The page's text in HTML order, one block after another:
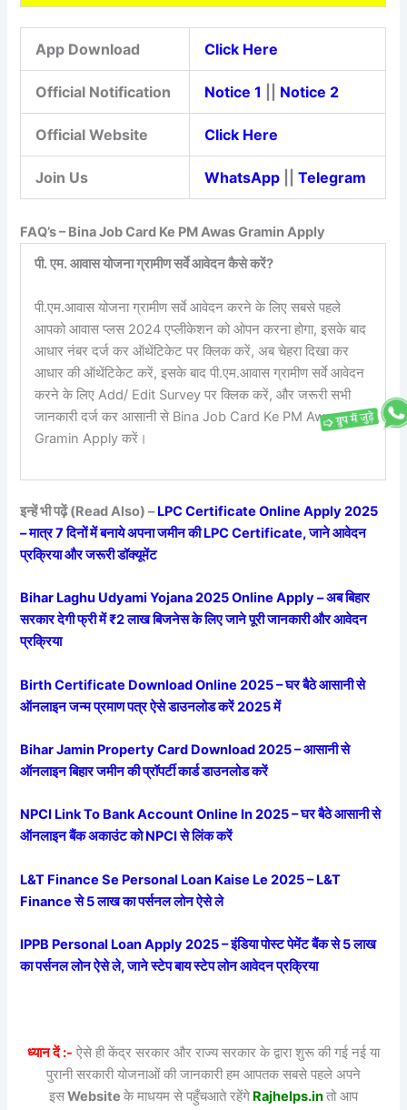
App Download Click Here
Official Notification Notice 1 Notice 2
Official Website Click Here
Join Us WhatsApp ||Telegram
FAQ’s – Bina Job Card Ke PM Awas Gramin Apply
पी. एम. आवास योजना ग्रामीण सर्वे आवेदन कैसे करें?
पी.एम.आवास योजना ग्रामीण सर्वे आवेदन करने के लिए सबसे पहले
आपको आवास प्लस 2024 एप्लीकेशन को ओपन करना होगा, इसके बाद
आधार नंबर दर्ज कर ऑथेंटिकेट पर क्लिक करें, अब चेहरा दिखा कर
आधार की ऑथेंटिकेट करें, इसके बाद पी.एम.आवास ग्रामीण सर्वे आवेदन
करने के लिए Add/ Edit Survey पर क्लिक करें, और जरूरी सभी
जानकारी दर्ज कर आसानी से Bina Job Card Ke PM Awas
Gramin Apply करें।
इन्हें भी पढ़ें (Read Also) –LPC Certificate Online Apply 2025
– मात्र 7 दिनों में बनाये अपना जमीन की LPC Certificate, जाने आवेदन
प्रक्रिया और जरूरी डॉक्यूमेंट
Bihar Laghu Udyami Yojana 2025 Online Apply – अब बिहार
सरकार देगी फ्री में ₹2 लाख बिजनेस के लिए जाने पूरी जानकारी और आवेदन
प्रक्रिया
Birth Certificate Download Online 2025 – घर बैठे आसानी से
ऑनलाइन जन्म प्रमाण पत्र ऐसे डाउनलोड करें 2025 में
Bihar Jamin Property Card Download 2025 – आसानी से
ऑनलाइन बिहार जमीन की प्रॉपर्टी कार्ड डाउनलोड करें
NPCI Link To Bank Account Online In 2025 – घर बैठे आसानी से
ऑनलाइन बैंक अकाउंट को NPCI से लिंक करें
L&T Finance Se Personal Loan Kaise Le 2025 – L&T
Finance से 5 लाख का पर्सनल लोन ऐसे ले
IPPB Personal Loan Apply 2025 – इंडिया पोस्ट पेमेंट बैंक से 5 लाख
का पर्सनल लोन ऐसे ले, जाने स्टेप बाय स्टेप लोन आवेदन प्रक्रिया
ध्यान दें :- ऐसे ही केंद्र सरकार और राज्य सरकार के द्वारा शुरू की गई नई या
पुरानी सरकारी योजनाओं की जानकारी हम आपतक सबसे पहले अपने
इसWebsite के माधयम से पहुँचआते रहेंगे Rajhelps.inतो आप